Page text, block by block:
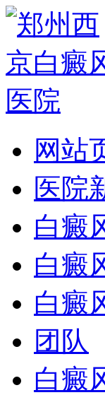
网站
医院
白癜
白癜
白癜
团队
白癜